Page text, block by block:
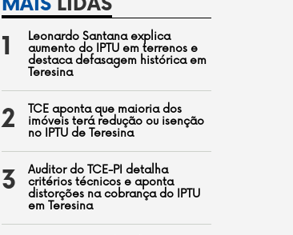
MAISLIDAS
1
Leonardo Santana explica
aumento do IPTU em terrenos e
destaca defasagem histórica em
Teresina
2
TCE aponta que maioria dos
imóveis terá redução ou isenção
no IPTU de Teresina
3
Auditor do TCE-PI detalha
critérios técnicos e aponta
distorções na cobrança do IPTU
em Teresina